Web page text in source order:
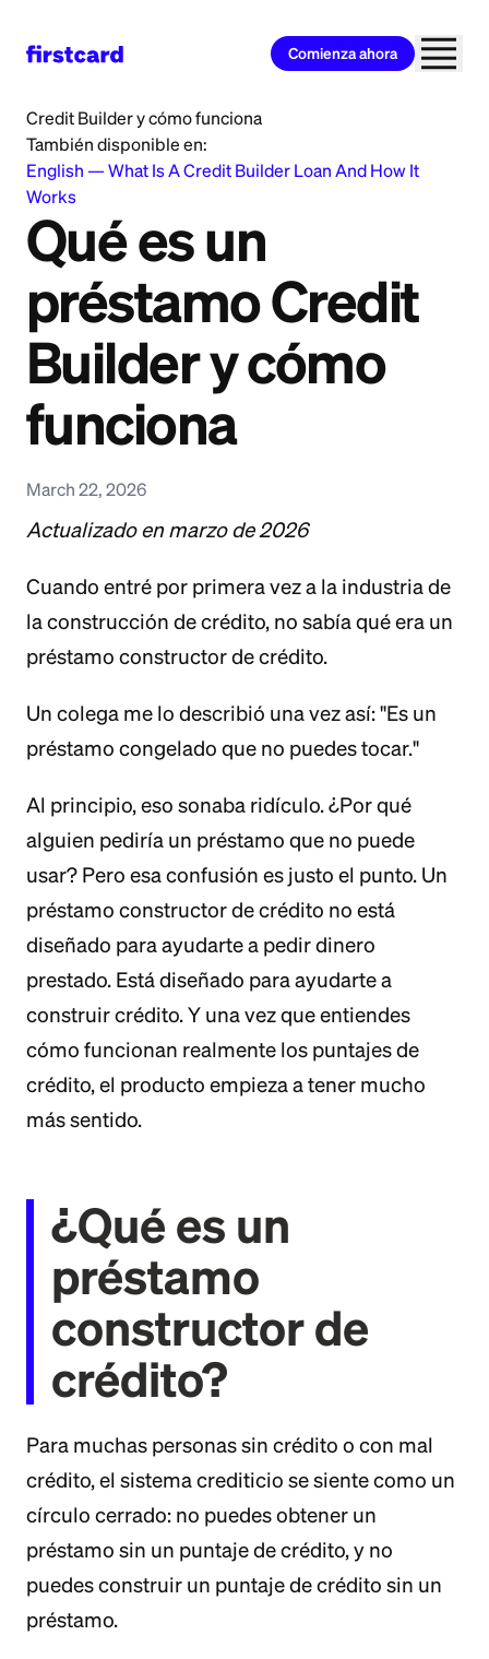
Comienza ahora
Credit Builder y cómo funciona
También disponible en:
English —What Is A Credit Builder Loan And How It
Works
Qué es un
préstamo Credit
Builder y cómo
funciona
March 22, 2026
Actualizado en marzo de 2026
Cuando entré por primera vez a la industria de
la construcción de crédito, no sabía qué era un
préstamo constructor de crédito.
Un colega me lo describió una vez así: "Es un
préstamo congelado que no puedes tocar."
Al principio, eso sonaba ridículo. ¿Por qué
alguien pediría un préstamo que no puede
usar? Pero esa confusión es justo el punto. Un
préstamo constructor de crédito no está
diseñado para ayudarte a pedir dinero
prestado. Está diseñado para ayudarte a
construir crédito. Y una vez que entiendes
cómo funcionan realmente los puntajes de
crédito, el producto empieza a tener mucho
más sentido.
¿Qué es un
préstamo
constructor de
crédito?
Para muchas personas sin crédito o con mal
crédito, el sistema crediticio se siente como un
círculo cerrado: no puedes obtener un
préstamo sin un puntaje de crédito, y no
puedes construir un puntaje de crédito sin un
préstamo.